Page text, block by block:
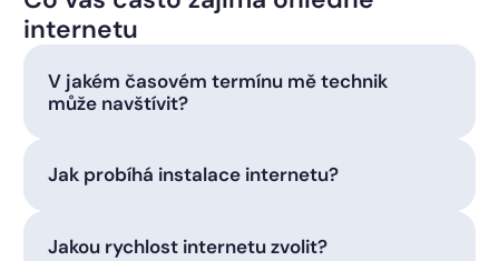
internetu
V jakém časovém termínu mě technik
může navštívit?
Jak probíhá instalace internetu?
Jakou rychlost internetu zvolit?